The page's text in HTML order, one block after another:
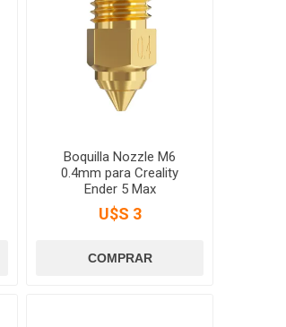
Boquilla Nozzle M6
0.4mm para Creality
Ender 5 Max
U$S 3